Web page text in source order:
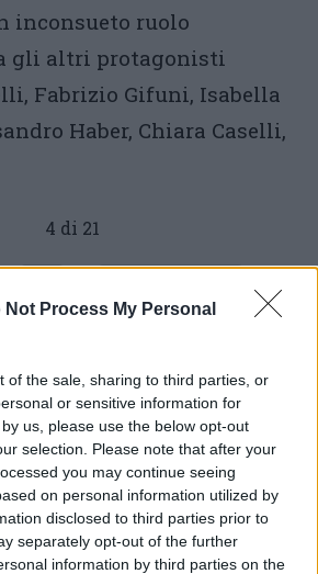
Not Process My Personal
of the sale, sharing to third parties, or
or sensitive information for
us, please use the below opt-out
selection. Please note that after your
you may continue seeing
on personal information utilized by
disclosed to third parties prior to
separately opt-out of the further
information by third parties on the
inconsueto ruolo
gli altri protagonisti
Fabrizio Gifuni, Isabella
Haber, Chiara Caselli,
4 di 21
Renato Pozzetto si racconta
a nomination for Renato Pozzetto for
per Renato Pozzetto: “Ho capito che
Avati mi ha aiutato”
nomination a Renato Pozzetto per il
attore